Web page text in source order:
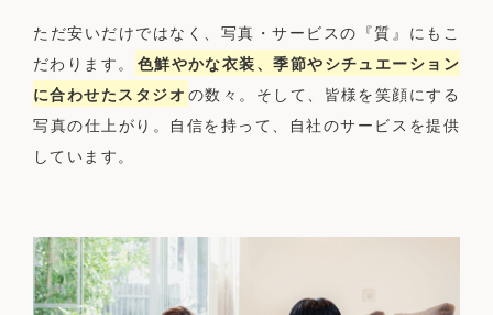
ただ安いだけではなく、写真・サービスの『質』にもこ
だわります。
色鮮やかな衣装、季節やシチュエーション
に合わせたスタジオ の数々。そして、皆様を笑顔にする
写真の仕上がり。自信を持って、自社のサービスを提供
しています。